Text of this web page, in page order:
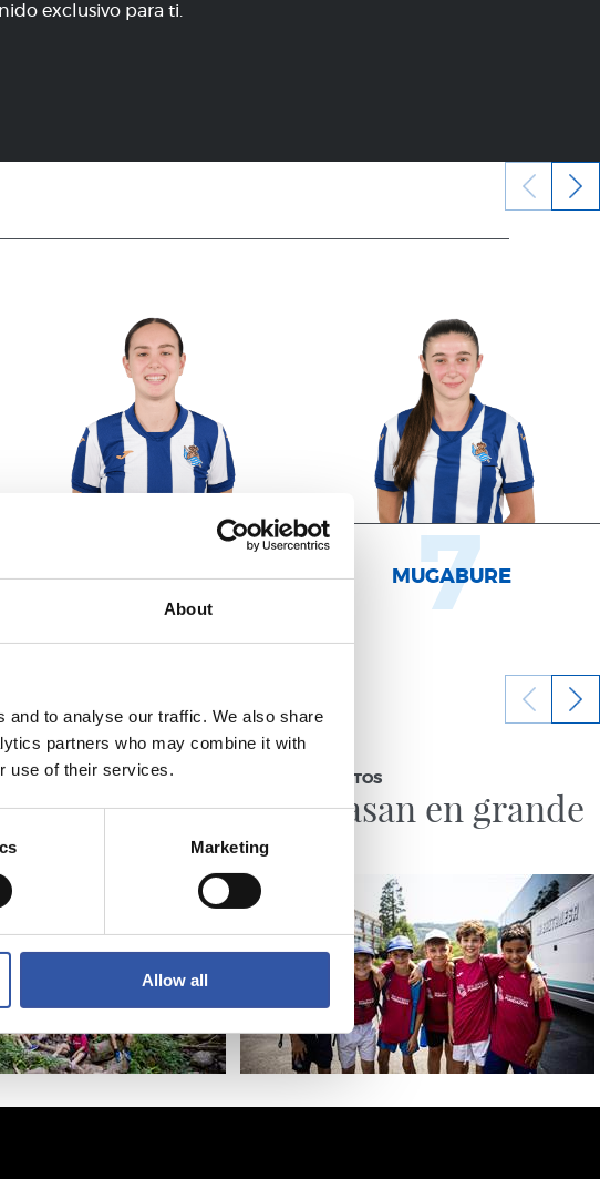
About
and to analyse our traffic. We also share
partners who may combine it with
use of their services.
Marketing
Allow all
exclusivo para ti.
MURILLO
9 MUGABURE
7
y diversión
11/07/2026
GALERÍA DE FOTOS
Se lo pasan en grande